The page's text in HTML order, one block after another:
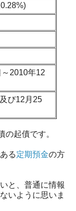
2010年12
び12月25
の起債です。
る定期預金の方
と、普通に情報
いように思いま